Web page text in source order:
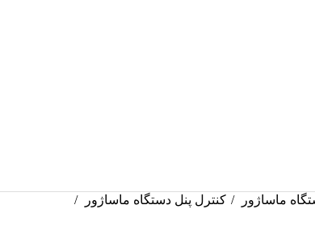
ماساژور
کنترل پنل دستگاه ماساژور